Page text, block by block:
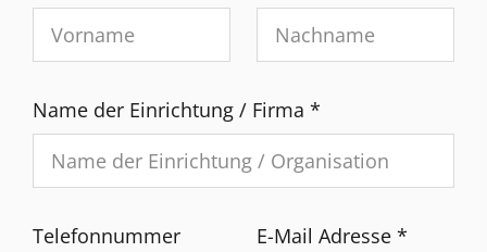
Name der Einrichtung / Firma *
Telefonnummer E-Mail Adresse *